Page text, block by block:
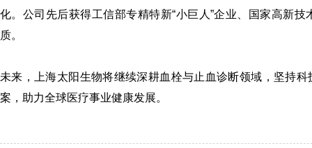
化。公司先后获得工信部专精特新“小巨人”企业、国家高新
质。
未来，上海太阳生物将继续深耕血栓与止血诊断领域，坚持
案，助力全球医疗事业健康发展。